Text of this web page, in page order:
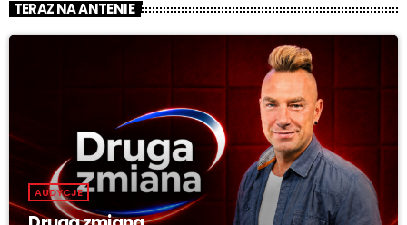
TERAZ NA ANTENIE
AUDYCJE